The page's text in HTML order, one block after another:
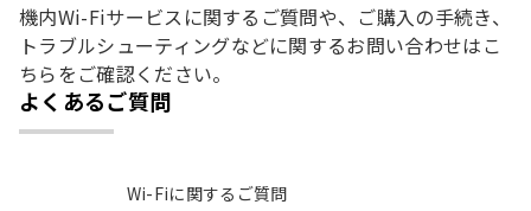
機内Wi-Fiサービスに関するご質問や、ご購入の手続き、
トラブルシューティングなどに関するお問い合わせはこ
ちらをご確認ください。
よくあるご質問
Wi-Fiに関するご質問